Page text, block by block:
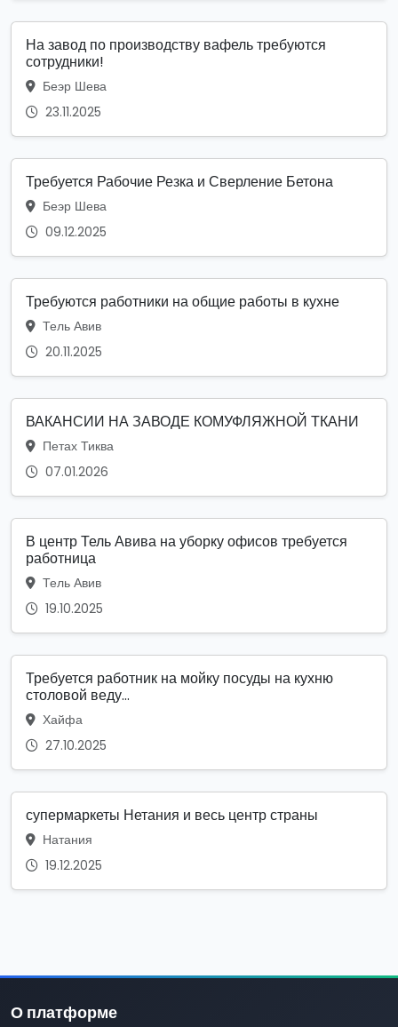
На завод по производству вафель требуются
сотрудники!
Беэр Шева
23.11.2025
Требуется Рабочие Резка и Сверление Бетона
Беэр Шева
09.12.2025
Требуются работники на общие работы в кухне
Тель Авив
20.11.2025
ВАКАНСИИ НА ЗАВОДЕ КОМУФЛЯЖНОЙ ТКАНИ
Петах Тиква
07.01.2026
В центр Тель Авива на уборку офисов требуется
работница
Тель Авив
19.10.2025
Требуется работник на мойку посуды на кухню
столовой веду...
Хайфа
27.10.2025
супермаркеты Нетания и весь центр страны
Натания
19.12.2025
О платформе